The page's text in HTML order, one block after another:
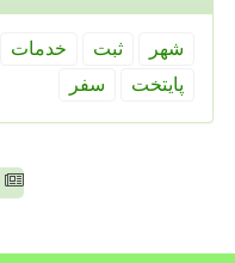
شهر ثبت خدمات
پایتخت
سفر